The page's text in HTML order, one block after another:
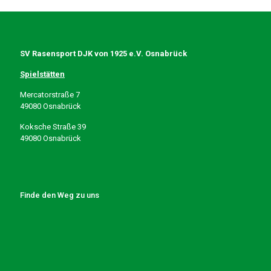
SV Rasensport DJK von 1925 e.V. Osnabrück
Spielstätten
Mercatorstraße 7
49080 Osnabrück
Koksche Straße 39
49080 Osnabrück
Finde den Weg zu uns